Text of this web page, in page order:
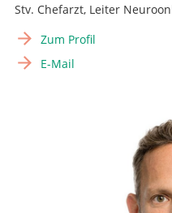
Stv. Chefarzt, Leiter
Zum Profil
E-Mail